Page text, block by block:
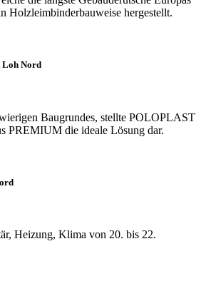
Holzleimbinderbauweise hergestellt.
Loh Nord
Baugrundes, stellte POLOPLAST
PREMIUM die ideale Lösung dar.
Heizung, Klima von 20. bis 22.